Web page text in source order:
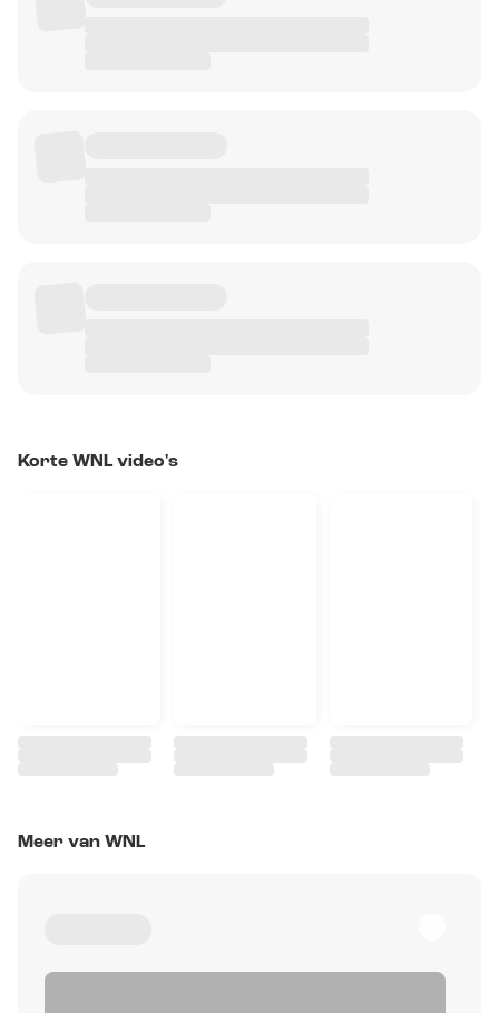
Korte WNL video's
Meer van WNL